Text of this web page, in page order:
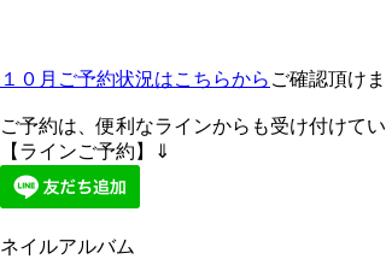
１０月ご予約状況はこちらから ご確認頂け
ご予約は、便利なラインからも受け付けて
【ラインご予約】⇓
ネイルアルバム